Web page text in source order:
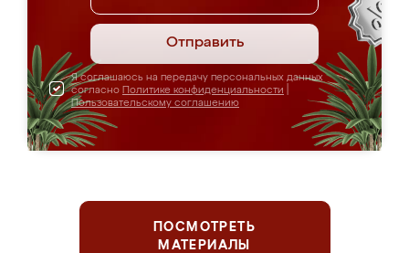
Отправить
Я соглашаюсь на передачу персональных данных
согласно Политике конфиденциальности
Пользовательскому соглашению
ПОСМОТРЕТЬ
МАТЕРИАЛЫ